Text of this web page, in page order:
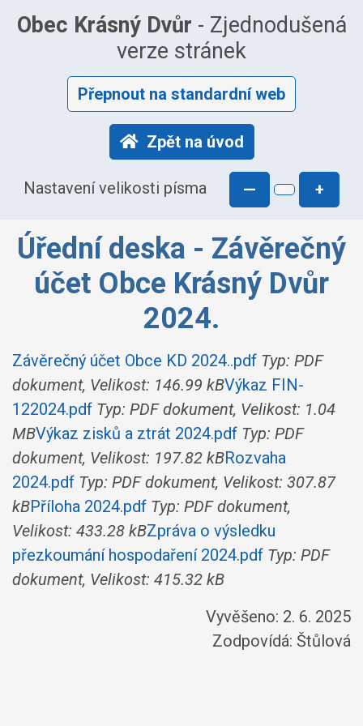
Obec Krásný Dvůr - Zjednodušená
verze stránek
Přepnout na standardní web
Zpět na úvod
Nastavení velikosti písma — +
Úřední deska - Závěrečný
účet Obce Krásný Dvůr
2024.
Závěrečný účet Obce KD 2024..pdf Typ: PDF
dokument, Velikost: 146.99 kBVýkaz FIN-
122024.pdf Typ: PDF dokument, Velikost: 1.04
MBVýkaz zisků a ztrát 2024.pdf Typ: PDF
dokument, Velikost: 197.82 kBRozvaha
2024.pdf Typ: PDF dokument, Velikost: 307.87
kBPříloha 2024.pdf Typ: PDF dokument,
Velikost: 433.28 kBZpráva o výsledku
přezkoumání hospodaření 2024.pdf Typ: PDF
dokument, Velikost: 415.32 kB
Vyvěšeno: 2. 6. 2025
Zodpovídá: Štůlová